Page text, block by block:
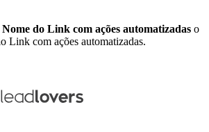
Nome do Link com ações automatizadas o
Link com ações automatizadas.